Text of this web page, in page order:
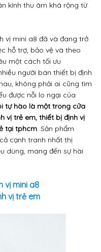
kính thu âm khá rộng từ
vị mini a8 đã và đang trở
hỗ trợ, bảo vệ và theo
một cách tối ưu
người bán thiết bị định
không phải ai cũng tìm
được nỗi lo ngại của
tự hào là một trong cửa
vị trẻ em, thiết bị định vị
tại tphcm. Sản phẩm
cạnh tranh nhất thị
dùng, mang đến sự hài
vị mini a8
vị trẻ em